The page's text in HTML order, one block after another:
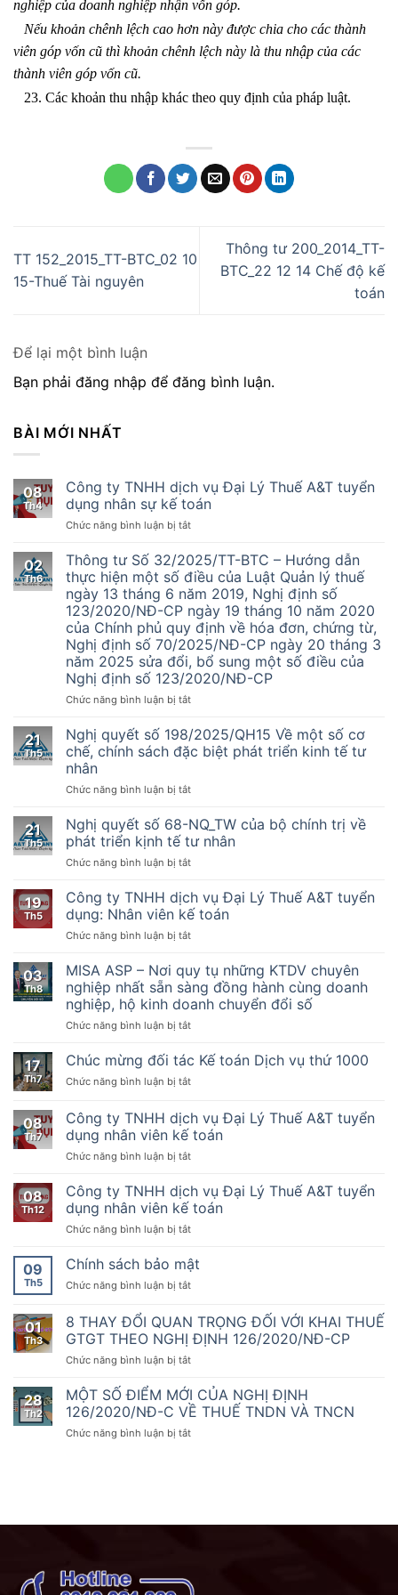
nghiệp của doanh nghiệp nhận vốn góp.
Nếu khoản chênh lệch cao hơn này được chia cho các thành
viên góp vốn cũ thì khoản chênh lệch này là thu nhập của các
thành viên góp vốn cũ.
23. Các khoản thu nhập khác theo quy định của pháp luật.
TT 152_2015_TT-BTC_02 10
15-Thuế Tài nguyên
Thông tư 200_2014_TT-
BTC_22 12 14 Chế độ kế
toán
Để lại một bình luận
Bạn phải đăng nhập để đăng bình luận.
BÀI MỚI NHẤT
08
Th4
Công ty TNHH dịch vụ Đại Lý Thuế A&T tuyển
dụng nhân sự kế toán
Chức năng bình luận bị tắtở
ty
TNHH
dịch
vụ
Đại
Lý
Thuế
A&T
tuyển
nhân
kế
toán
02
Th6
Thông tư Số 32/2025/TT-BTC – Hướng dẫn
thực hiện một số điều của Luật Quản lý thuế
ngày 13 tháng 6 năm 2019, Nghị định số
123/2020/NĐ-CP ngày 19 tháng 10 năm 2020
của Chính phủ quy định về hóa đơn, chứng từ,
Nghị định số 70/2025/NĐ-CP ngày 20 tháng 3
năm 2025 sửa đổi, bổ sung một số điều của
Nghị định số 123/2020/NĐ-CP
Chức năng bình luận bị tắtở
tư
32/2025/TT-
–
dẫn
thực
hiện
một
điều
của
Quản
thuế
ngày
13
6
2019,
Nghị
123/2020/NĐ-
CP
ngày
tháng
10
năm
2020
Chính
phủ
quy
về
hóa
đơn,
chứng
Nghị
định
70/2025/NĐ-
bổ
21
Th5
Nghị quyết số 198/2025/QH15 Về một số cơ
chế, chính sách đặc biệt phát triển kinh tế tư
nhân
Chức năng bình luận bị tắtở
quyết
198/2025/QH15
Về
số
cơ
chính
đặc
biệt
phát
kinh
tư
21
Th5
Nghị quyết số 68-NQ_TW của bộ chính trị về
phát triển kịnh tế tư nhân
Chức năng bình luận bị tắtở
quyết
số
68-
NQ_TW
bộ
chính
về
phát
kịnh
tư
19
Th5
Công ty TNHH dịch vụ Đại Lý Thuế A&T tuyển
dụng: Nhân viên kế toán
Chức năng bình luận bị tắtở
ty
TNHH
dịch
vụ
Đại
Thuế
tuyển
Nhân
viên
toán
03
Th8
MISA ASP – Nơi quy tụ những KTDV chuyên
nghiệp nhất sẵn sàng đồng hành cùng doanh
nghiệp, hộ kinh doanh chuyển đổi số
Chức năng bình luận bị tắtở
ASP
–
Nơi
tụ
những
chuyên
nhất
sẵn
đồng
cùng
doanh
kinh
doanh
chuyển
số
17
Th7
Chúc mừng đối tác Kế toán Dịch vụ thứ 1000
Chức năng bình luận bị tắtở
mừng
đối
tác
Kế
Dịch
vụ
thứ
1000
08
Th7
Công ty TNHH dịch vụ Đại Lý Thuế A&T tuyển
dụng nhân viên kế toán
Chức năng bình luận bị tắtở
ty
TNHH
dịch
vụ
Lý
A&T
dụng
nhân
kế
08
Th12
Công ty TNHH dịch vụ Đại Lý Thuế A&T tuyển
dụng nhân viên kế toán
Chức năng bình luận bị tắtở
ty
TNHH
dịch
Đại
Lý
Thuế
A&T
dụng
nhân
kế
09
Th5
Chính sách bảo mật
Chức năng bình luận bị tắtở
sách
bảo
mật
01
Th3
8 THAY ĐỔI QUAN TRỌNG ĐỐI VỚI KHAI THUẾ
GTGT THEO NGHỊ ĐỊNH 126/2020/NĐ-CP
Chức năng bình luận bị tắtở
THAY
ĐỔI
QUAN
TRỌNG
THEO
CP
28
Th2
MỘT SỐ ĐIỂM MỚI CỦA NGHỊ ĐỊNH
126/2020/NĐ-C VỀ THUẾ TNDN VÀ TNCN
Chức năng bình luận bị tắtở
NGHỊ
VỀ